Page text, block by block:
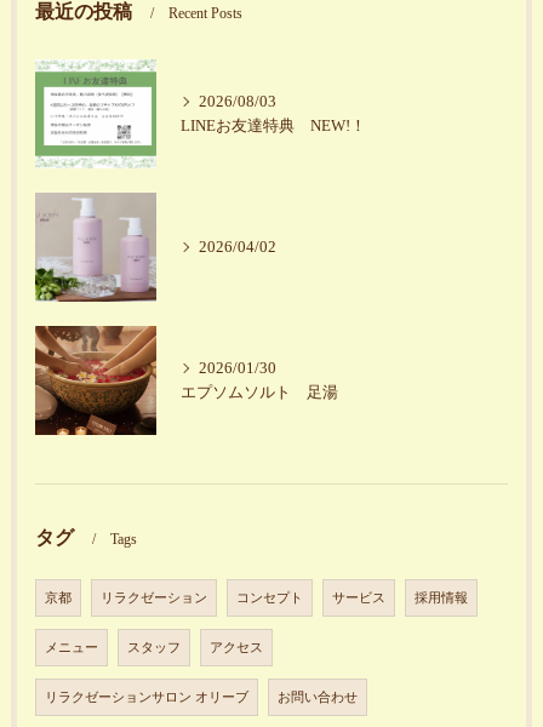
最近の投稿 Recent Posts
2026/08/03
LINEお友達特典 NEW!！
2026/04/02
2026/01/30
エプソムソルト 足湯
タグ Tags
京都 リラクゼーション コンセプト サービス 採用情報
メニュー スタッフ アクセス
リラクゼーションサロン オリーブ お問い合わせ